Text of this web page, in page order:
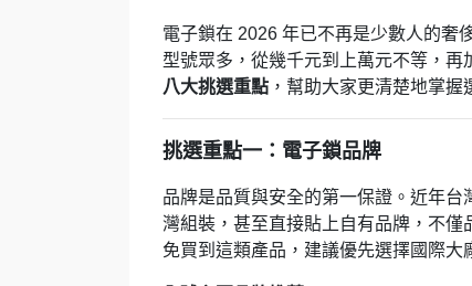
電子鎖在 2026 年已不再是少數人的奢
型號眾多，從幾千元到上萬元不等，
八大挑選重點 ，幫助大家更清楚地掌握
挑選重點一：電子鎖品牌
品牌是品質與安全的第一保證。近年
灣組裝，甚至直接貼上自有品牌，不
免買到這類產品，建議優先選擇國際大